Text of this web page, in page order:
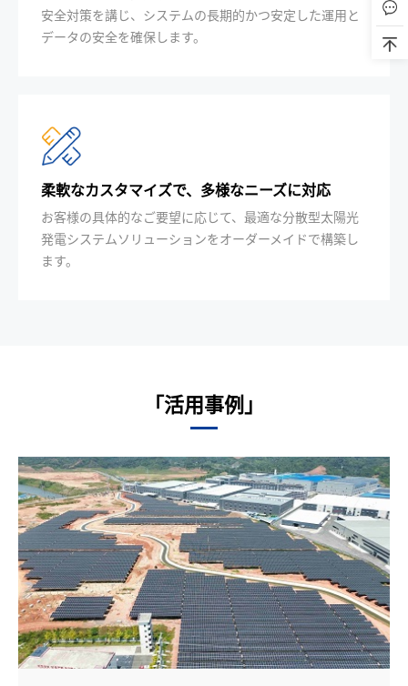
安全対策を講じ、システムの長期的かつ安定した運用と
データの安全を確保します。
柔軟なカスタマイズで、多様なニーズに対応
お客様の具体的なご要望に応じて、最適な分散型太陽光
発電システムソリューションをオーダーメイドで構築し
ます。
「活用事例」